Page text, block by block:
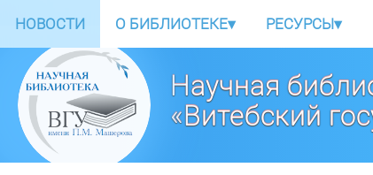
НОВОСТИ О БИБЛИОТЕКЕ▾ РЕСУРСЫ▾
Научная
«Витебский